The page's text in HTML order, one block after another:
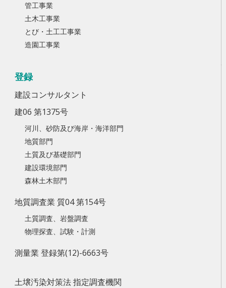
管工事業
土木工事業
とび・土工工事業
造園工事業
登録
建設コンサルタント
建06 第1375号
河川、砂防及び海岸・海洋部門
地質部門
土質及び基礎部門
建設環境部門
森林土木部門
地質調査業 質04 第154号
土質調査、岩盤調査
物理探査、試験・計測
測量業 登録第(12)-6663号
土壌汚染対策法 指定調査機関